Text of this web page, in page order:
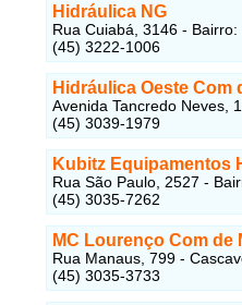
Hidráulica NG
Rua Cuiabá, 3146 -
(45) 3222-1006
Hidráulica Oeste
Avenida Tancredo Neves,
(45) 3039-1979
Kubitz Equipamentos
Rua São Paulo, 2527 -
(45) 3035-7262
MC Lourenço Com de
Rua Manaus, 799 -
(45) 3035-3733